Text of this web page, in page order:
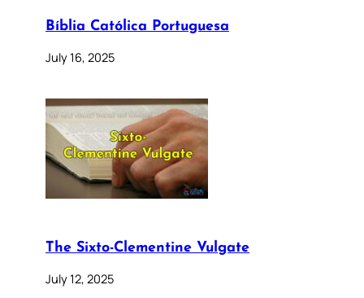
Bíblia Católica Portuguesa
July 16, 2025
The Sixto-Clementine Vulgate
July 12, 2025